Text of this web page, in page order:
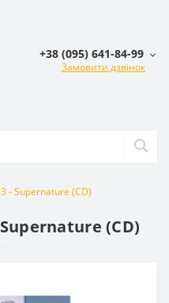
+38 (095) 641-84-99
Замовити дзвінок
- Supernature (CD)
(CD)